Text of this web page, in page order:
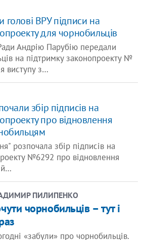
ВРУ підписи на
для чорнобильців
Андрію Парубію передали
на підтримку законопроекту №
виступу з…
збір підписів на
про відновлення
розпочала збір підписів на
№6292 про відновлення
ПИЛИПЕНКО
чорнобильців – тут і
«забули» про чорнобильців.